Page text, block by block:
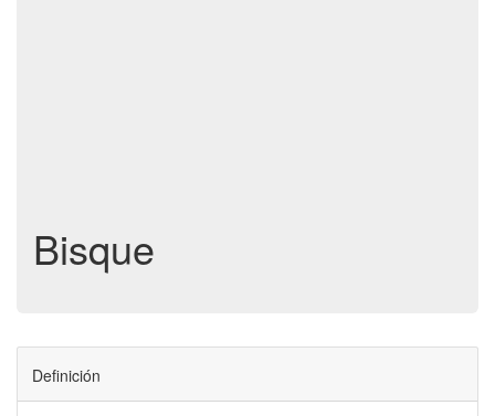
Bisque
Definición